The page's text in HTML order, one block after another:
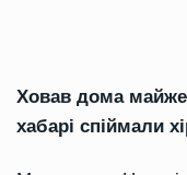
Ховав дома
хабарі спіймали